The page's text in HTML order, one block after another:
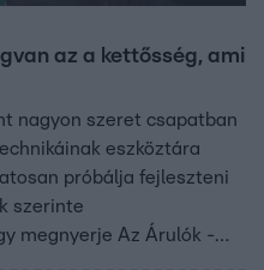
az a kettősség, ami
nagyon szeret csapatban
eszköztára
próbálja fejleszteni
szerinte
megnyerje Az Árulók -